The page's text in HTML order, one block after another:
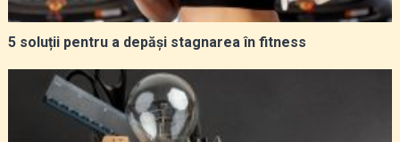
5 soluții pentru a depăși stagnarea în fitness